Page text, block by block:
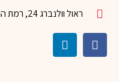
ראול וולנברג 24, רמת החייל